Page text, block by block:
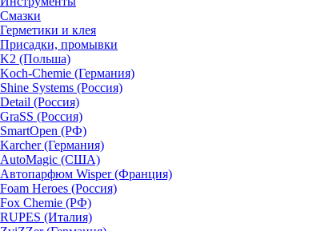
Смазки
Герметики и клея
Присадки, промывки
K2 (Польша)
Koch-Chemie (Германия)
Shine Systems (Россия)
Detail (Россия)
GraSS (Россия)
SmartOpen (РФ)
Karcher (Германия)
AutoMagic (США)
Автопарфюм Wisper (Франция)
Foam Heroes (Россия)
Fox Chemie (РФ)
RUPES (Италия)